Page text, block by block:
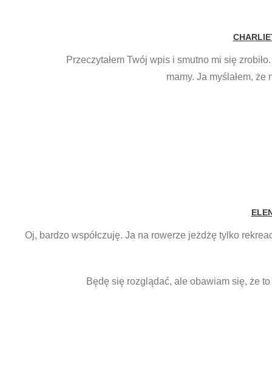
Przeczytałem Twój wpis i smutno mi się
mamy. Ja myślałem,
Oj, bardzo współczuję. Ja na rowerze jeżdżę tylko
Będę się rozglądać, ale obawiam się, że